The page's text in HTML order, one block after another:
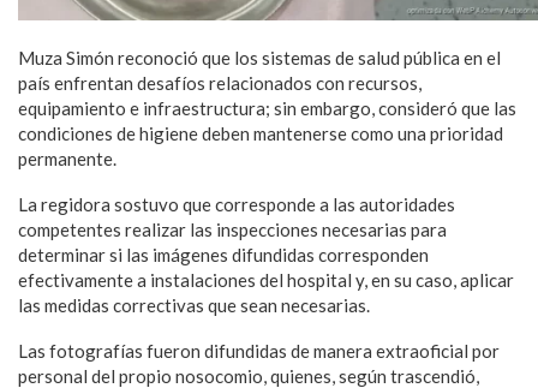
Muza Simón reconoció que los sistemas de salud pública en el
país enfrentan desafíos relacionados con recursos,
equipamiento e infraestructura; sin embargo, consideró que las
condiciones de higiene deben mantenerse como una prioridad
permanente.
La regidora sostuvo que corresponde a las autoridades
competentes realizar las inspecciones necesarias para
determinar si las imágenes difundidas corresponden
efectivamente a instalaciones del hospital y, en su caso, aplicar
las medidas correctivas que sean necesarias.
Las fotografías fueron difundidas de manera extraoficial por
personal del propio nosocomio, quienes, según trascendió,